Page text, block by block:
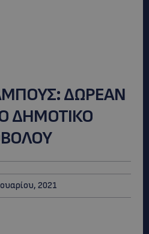
ΔΩΡΕΑΝ
ΔΗΜΟΤΙΚΟ
2021